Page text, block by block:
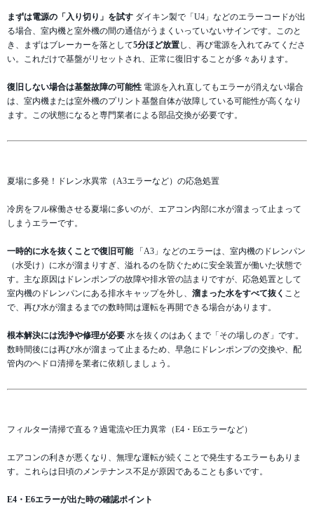
まずは電源の「入り切り」を試す ダイキン製で「U4」などのエラーコードが出
る場合、室内機と室外機の間の通信がうまくいっていないサインです。このと
き、まずはブレーカーを落として5分ほど放置し、再び電源を入れてみてくださ
い。これだけで基盤がリセットされ、正常に復旧することが多々あります。
復旧しない場合は基盤故障の可能性 電源を入れ直してもエラーが消えない場合
は、室内機または室外機のプリント基盤自体が故障している可能性が高くなり
ます。この状態になると専門業者による部品交換が必要です。
夏場に多発！ドレン水異常（A3エラーなど）の応急処置
冷房をフル稼働させる夏場に多いのが、エアコン内部に水が溜まって止まって
しまうエラーです。
一時的に水を抜くことで復旧可能「A3」などのエラーは、室内機のドレンパン
（水受け）に水が溜まりすぎ、溢れるのを防ぐために安全装置が働いた状態で
す。主な原因はドレンポンプの故障や排水管の詰まりですが、応急処置として
室内機のドレンパンにある排水キャップを外し、 溜まった水をすべて抜く こと
で、再び水が溜まるまでの数時間は運転を再開できる場合があります。
根本解決には洗浄や修理が必要 水を抜くのはあくまで「その場しのぎ」です。
数時間後には再び水が溜まって止まるため、早急にドレンポンプの交換や、配
管内のヘドロ清掃を業者に依頼しましょう。
フィルター清掃で直る？過電流や圧力異常（E4・E6エラーなど）
エアコンの利きが悪くなり、無理な運転が続くことで発生するエラーもありま
す。これらは日頃のメンテナンス不足が原因であることも多いです。
E4・E6エラーが出た時の確認ポイント